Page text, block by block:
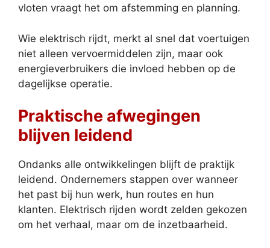
vloten vraagt het om afstemming en planning.
Wie elektrisch rijdt, merkt al snel dat voertuigen
niet alleen vervoermiddelen zijn, maar ook
energieverbruikers die invloed hebben op de
dagelijkse operatie.
Praktische afwegingen
blijven leidend
Ondanks alle ontwikkelingen blijft de praktijk
leidend. Ondernemers stappen over wanneer
het past bij hun werk, hun routes en hun
klanten. Elektrisch rijden wordt zelden gekozen
om het verhaal, maar om de inzetbaarheid.